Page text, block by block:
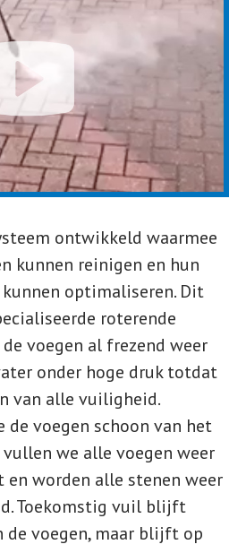
ontwikkeld waarmee
kunnen reinigen en hun
optimaliseren. Dit
roterende
voegen al frezend weer
onder hoge druk totdat
van alle vuiligheid.
de voegen schoon van het
we alle voegen weer
worden alle stenen weer
Toekomstig vuil blijft
voegen, maar blijft op